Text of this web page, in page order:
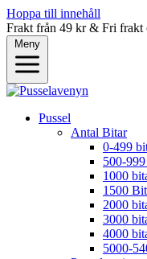
Hoppa till innehåll
Frakt från 49 kr & Fri frakt
Meny
Pussel
Antal Bitar
0-499
500-
1000
1500
2000
3000
4000
5000-